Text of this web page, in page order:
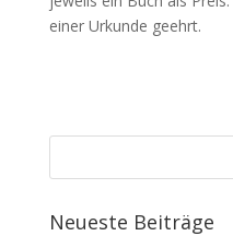
einer Urkunde geehrt.
Neueste Beiträge